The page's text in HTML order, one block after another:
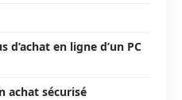
d’achat en ligne d’un PC
achat sécurisé